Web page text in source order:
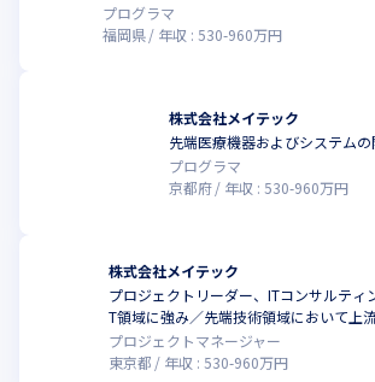
プログラマ
福岡県
年収 : 530-960万円
株式会社メイテック
先端医療機器およびシステム
プログラマ
京都府
年収 : 530-960万円
株式会社メイテック
プロジェクトリーダー、ITコンサルテ
T領域に強み／先端技術領域において上
プロジェクトマネージャー
東京都
年収 : 530-960万円